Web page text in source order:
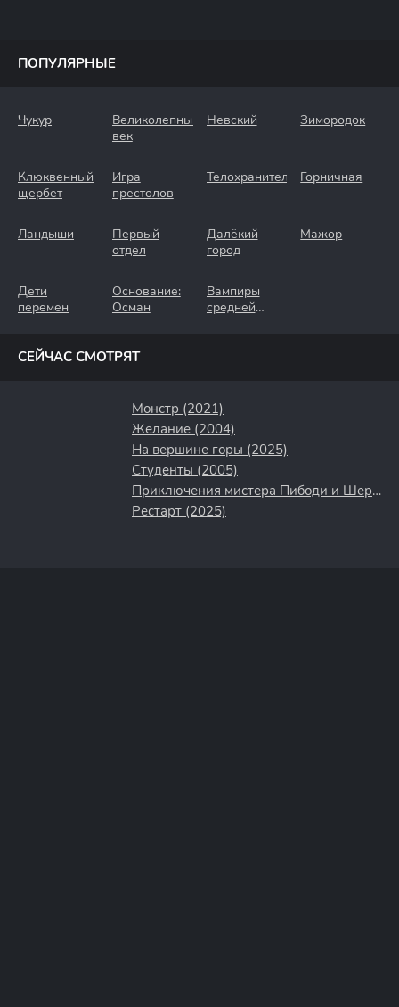
ПОПУЛЯРНЫЕ
Чукур
Великолепный
век
Невский Зимородок
Клюквенный
щербет
Игра
престолов
Телохранители Горничная
Ландыши
Первый
отдел
Далёкий
город
Мажор
Дети
перемен
Основание:
Осман
Вампиры
средней
СЕЙЧАС СМОТРЯТ
Монстр (2021)
Желание (2004)
На вершине горы (2025)
Студенты (2005)
Приключения мистера Пибоди и Шермана (2014)
Рестарт (2025)